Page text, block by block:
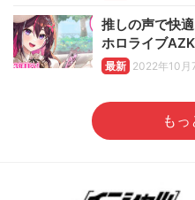
推しの声で快
ホロライブ
最新 2022年10月
もっ